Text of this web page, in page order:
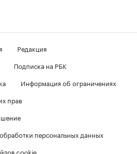
Редакция
Подписка на РБК
Информация об ограничениях
прав
персональных данных
cookie